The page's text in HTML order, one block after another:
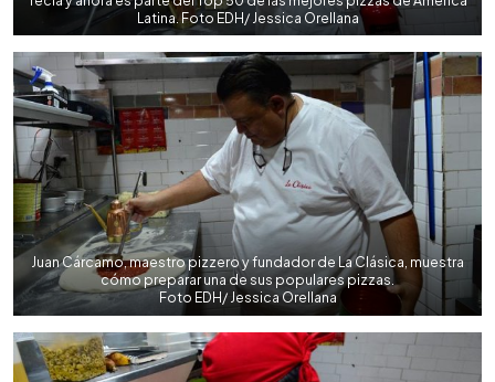
Latina. Foto EDH/ Jessica Orellana
Juan Cárcamo, maestro pizzero y fundador de La Clásica, muestra
cómo preparar una de sus populares pizzas.
Foto EDH/ Jessica Orellana